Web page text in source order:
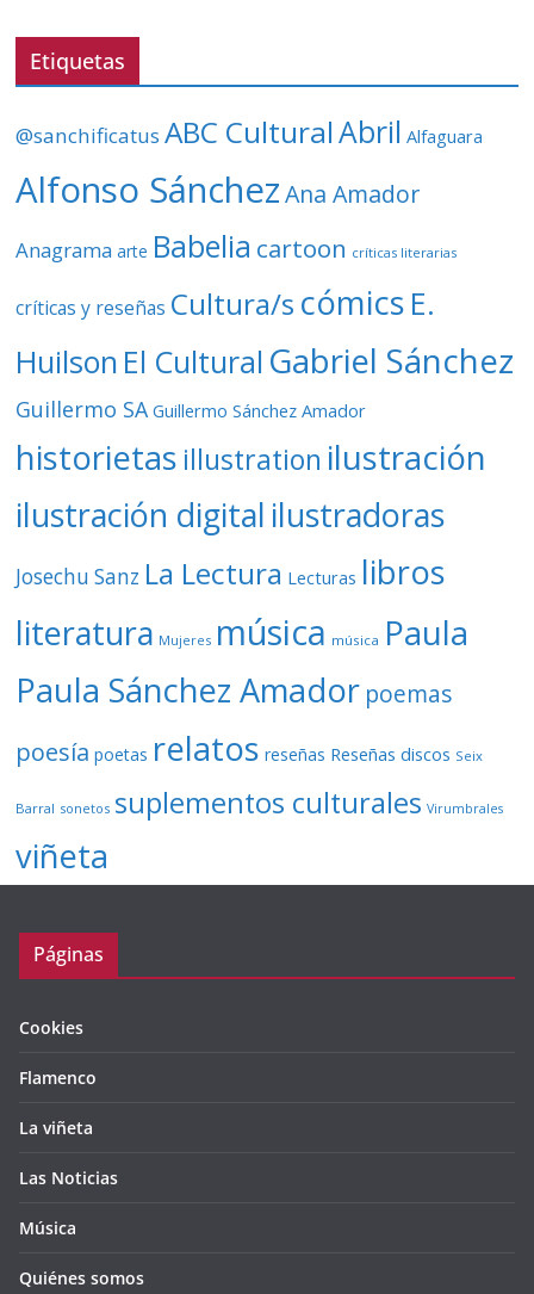
e
Etiquetas
@sanchificatus ABC CulturalAbril Alfaguara
Alfonso Sánchez Ana Amador
Anagrama arte Babelia cartoon críticas literarias
críticas y reseñas Cultura/s cómics E.
Huilson El Cultural Gabriel Sánchez
Guillermo SA Guillermo Sánchez Amador
historietas illustration ilustración
ilustración digital ilustradoras
Josechu Sanz La Lectura Lecturas libros
literatura Mujeres música música Paula
Paula Sánchez Amador poemas
poesía poetas relatos reseñas Reseñas discos Seix
Barral sonetos suplementos culturales Virumbrales
viñeta
Páginas
Cookies
Flamenco
La viñeta
Las Noticias
Música
Quiénes somos